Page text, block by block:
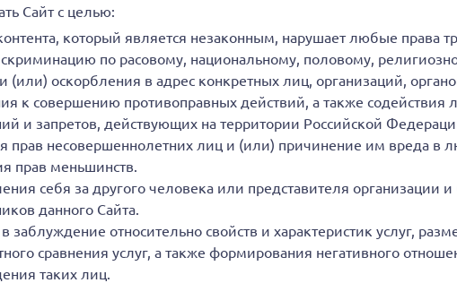
Сайт с целью:
который является незаконным, нарушает любые права
по расовому, национальному, половому,
(или) оскорбления в адрес конкретных лиц, организаций,
к совершению противоправных действий, а также содействия
и запретов, действующих на территории Российской
прав несовершеннолетних лиц и (или) причинение им вреда в
прав меньшинств.
себя за другого человека или представителя организации
данного Сайта.
заблуждение относительно свойств и характеристик услуг,
сравнения услуг, а также формирования негативного
таких лиц.